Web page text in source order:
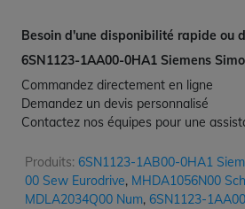
Besoin d'une disponibilité rapide ou
6SN1123-1AA00-0HA1 Siemens
Commandez directement en ligne
Demandez un devis personnalisé
Contactez nos équipes pour une
Produits: 6SN1123-1AB00-0HA1
00 Sew Eurodrive, MHDA1056N00
MDLA2034Q00 Num, 6SN1123-